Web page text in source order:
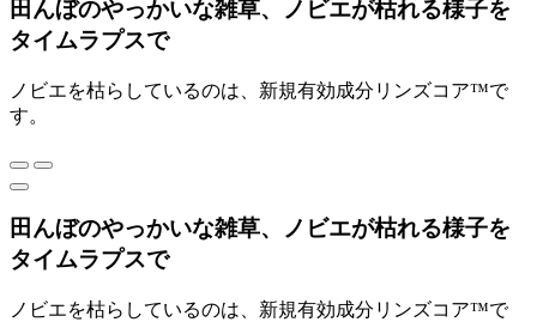
田んぼのやっかいな雑草、ノビエが枯れる様子を
タイムラプスで
ノビエを枯らしているのは、新規有効成分リンズコア™で
す。
田んぼのやっかいな雑草、ノビエが枯れる様子を
タイムラプスで
ノビエを枯らしているのは、新規有効成分リンズコア™で